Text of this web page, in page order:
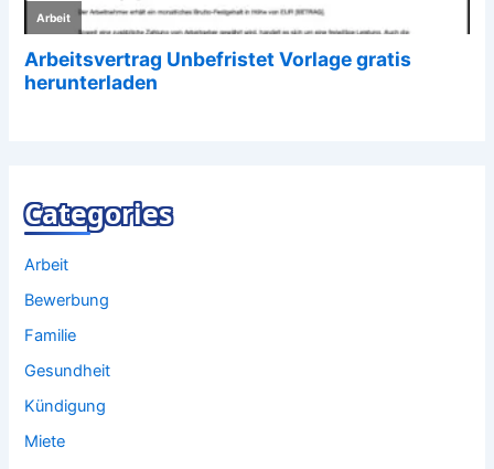
Categories
Arbeit
Bewerbung
Familie
Gesundheit
Kündigung
Miete